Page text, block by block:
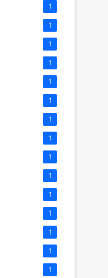
1
1
1
1
1
1
1
1
1
1
1
1
1
1
1